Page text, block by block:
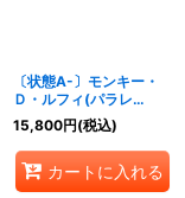
〔状態A-〕モンキー・
Ｄ・ルフィ(パラレ
ル/illust:otton)【L/P】
{OP16-022}
15,800円(税込)
カートに入れる